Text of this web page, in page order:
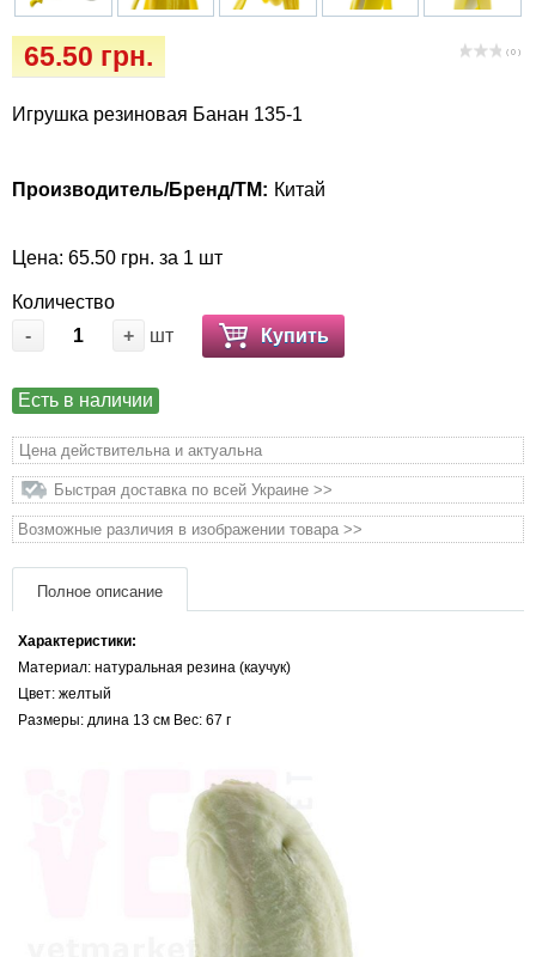
( 0 )
65.50 грн.
Игрушка резиновая Банан 135-1
Производитель/Бренд/ТМ: Китай
Цена: 65.50 грн. за 1 шт
Количество
-
+ шт Купить
Есть в наличии
Цена действительна и актуальна
Быстрая доставка по всей Украине >>
Возможные различия в изображении товара >>
Полное описание
Характеристики:
Материал: натуральная резина (каучук)
Цвет: желтый
Размеры: длина 13 см Вес: 67 г
Ласощі та корма
Vet Diet Canine Wet - ветеринарные диеты
для собак
Лежаки, будиночки, охолоджуючи
Одяг та взуття
Переноски, сумки, клітки
Післяопераційні засоби та витратні
Подарункові сертифікати
Товари для голубів
Товари для гризунів
Товари для коней
Товари для людей
Хозряд - хозтовары оптом
Популярные зоотовары
Архив / Снято с производства